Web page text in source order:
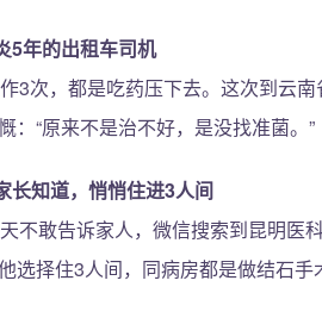
5年的出租车司机
3次，都是吃药压下去。这次到云
：“原来不是治不好，是没找准菌。”
长知道，悄悄住进3人间
不敢告诉家人，微信搜索到昆明医
选择住3人间，同病房都是做结石